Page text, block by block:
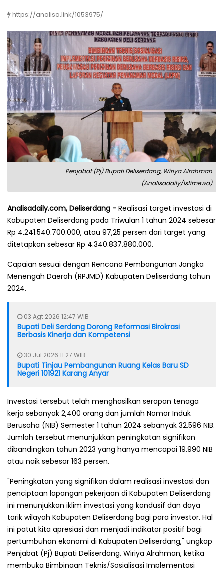
https://analisa.link/1053975/
Penjabat (Pj) Bupati Deliserdang, Wiriya Alrahman
(Analisadaily/Istimewa)
Analisadaily.com, Deliserdang - Realisasi target investasi di
Kabupaten Deliserdang pada Triwulan 1 tahun 2024 sebesar
Rp 4.241.540.700.000, atau 97,25 persen dari target yang
ditetapkan sebesar Rp 4.340.837.880.000.
Capaian sesuai dengan Rencana Pembangunan Jangka
Menengah Daerah (RPJMD) Kabupaten Deliserdang tahun
2024.
03 Agt 2026 12:47 WIB
Bupati Deli Serdang Dorong Reformasi Birokrasi
Berbasis Kinerja dan Kompetensi
30 Jul 2026 11:27 WIB
Bupati Tinjau Pembangunan Ruang Kelas Baru SD
Negeri 101921 Karang Anyar
Investasi tersebut telah menghasilkan serapan tenaga
kerja sebanyak 2,400 orang dan jumlah Nomor Induk
Berusaha (NIB) Semester 1 tahun 2024 sebanyak 32.596 NIB.
Jumlah tersebut menunjukkan peningkatan signifikan
dibandingkan tahun 2023 yang hanya mencapai 19.990 NIB
atau naik sebesar 163 persen.
"Peningkatan yang signifikan dalam realisasi investasi dan
penciptaan lapangan pekerjaan di Kabupaten Deliserdang
ini menunjukkan iklim investasi yang kondusif dan daya
tarik wilayah Kabupaten Deliserdang bagi para investor. Hal
ini patut kita apresiasi dan menjadi indikator positif bagi
pertumbuhan ekonomi di Kabupaten Deliserdang," ungkap
Penjabat (Pj) Bupati Deliserdang, Wiriya Alrahman, ketika
membuka Bimbingan Teknis/Sosialisasi Implementasi